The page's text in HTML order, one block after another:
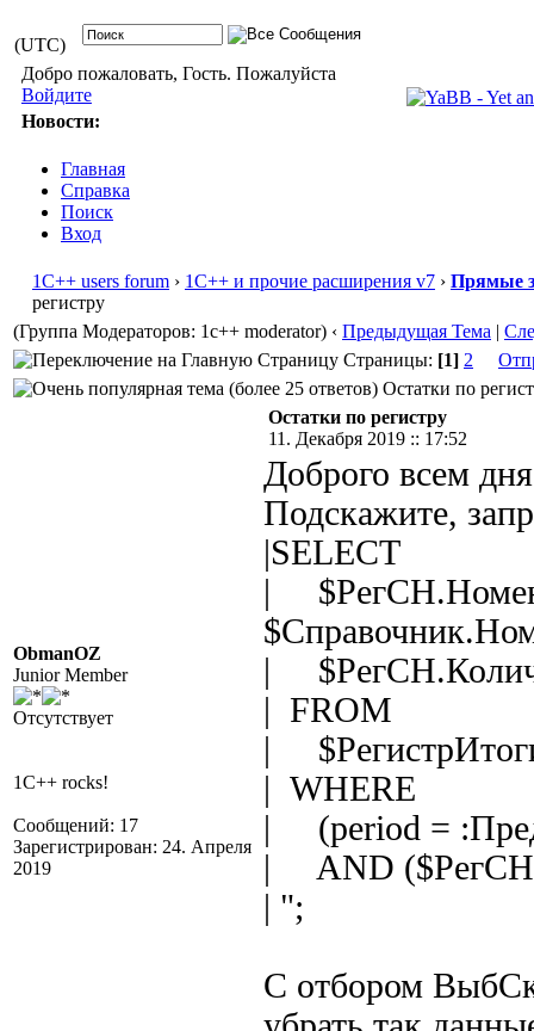
(UTC)
Добро пожаловать, Гость. Пожалуйста
Войдите
Новости:
Главная
Справка
Поиск
Вход
1С++ users forum › 1С++ и прочие расширения v7 › Прямые
регистру
(Группа Модераторов: 1c++ moderator) ‹ Предыдущая Тема |
Страницы: [1] 2
Остатки по
ObmanOZ
Junior Member
Отсутствует
1C++ rocks!
Сообщений: 17
Зарегистрирован: 24. Апреля
2019
Остатки по регистру
11. Декабря 2019 :: 17:52
Доброго всем
Подскажите,
|SELECT
|
|
| FROM
|
| WHERE
| (period =
| AND
| ";
С отбором